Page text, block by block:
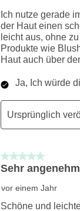
Ich nutze gerade
der Haut einen
leicht aus, ohne
Produkte wie
Haut auch über
Ja, Ich würde
Ursprünglich
5 von 5 Sternen.
Sehr
vor einem Jahr
Schöne und